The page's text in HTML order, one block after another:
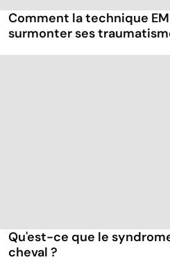
Comment la technique
surmonter ses
Qu'est-ce que le
cheval ?